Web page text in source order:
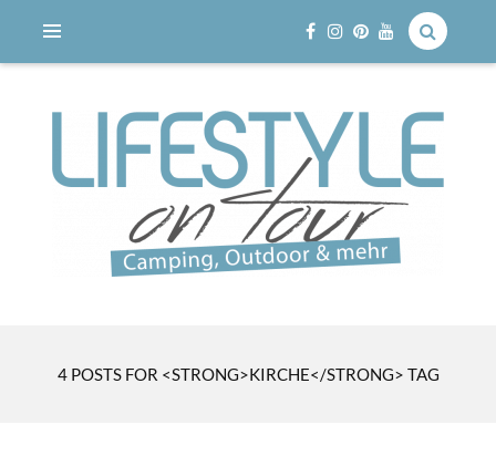
4 POSTS FOR <STRONG>KIRCHE</STRONG> TAG